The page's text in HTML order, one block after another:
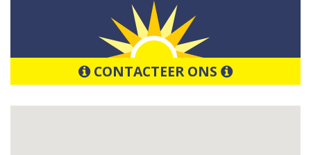
CONTACTEER ONS